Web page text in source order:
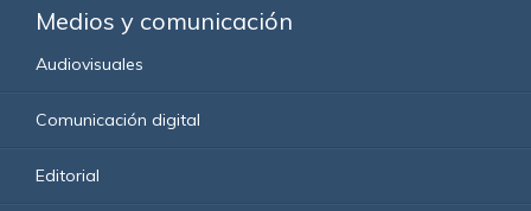
Medios y comunicación
Audiovisuales
Comunicación digital
Editorial